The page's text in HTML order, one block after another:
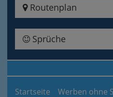
Routenplan
Sprüche
Startseite Werben ohne